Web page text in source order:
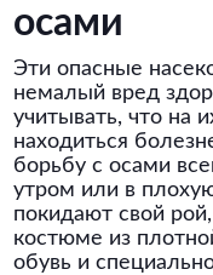
осами
Эти опасные
немалый вред
учитывать, что на
находиться
борьбу с осами
утром или в
покидают свой
костюме из
обувь и